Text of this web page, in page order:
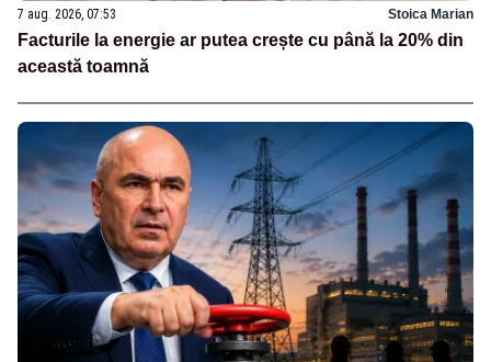
7 aug. 2026, 07:53 Stoica Marian
Facturile la energie ar putea crește cu până la 20% din
această toamnă